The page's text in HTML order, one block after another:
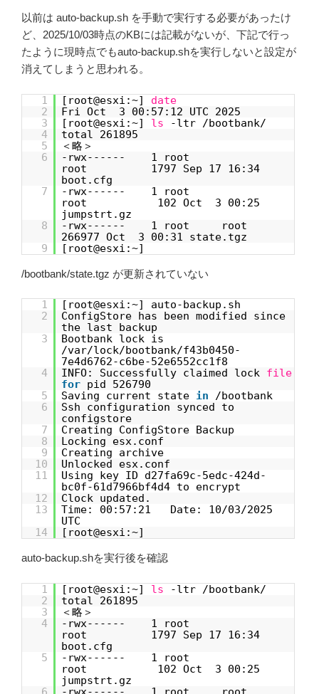
以前は auto-backup.sh を手動で実行する必要があったけ
ど、2025/10/03時点のKBには記載がないが、下記で行っ
たように現時点でもauto-backup.shを実行しないと設定が
消えてしまうと思われる。
1 [root@esxi:~] date
2
Fri Oct 3 00:57:12 UTC 2025
3
[root@esxi:~] ls
-ltr /bootbank/
4
total 261895
5
＜略＞
6
-rwx------ 1 root
root 1797 Sep 17 16:34
boot.cfg
7
-rwx------ 1 root
root 102 Oct 3 00:25
jumpstrt.gz
8
-rwx------ 1 root root
266977 Oct 3 00:31 state.tgz
9
[root@esxi:~]
/bootbank/state.tgz が更新されていない
1
[root@esxi:~] auto-backup.sh
2
ConfigStore has been modified since
the last backup
3
Bootbank lock is
/var/lock/bootbank/f43b0450-
7e4d6762-c6be-52e6552cc1f8
4
INFO: Successfully claimed lock file
for pid 526790
5
Saving current state in
/bootbank
6
Ssh configuration synced to
configstore
7
Creating ConfigStore Backup
8
Locking esx.conf
9
Creating archive
10
Unlocked esx.conf
11
Using key ID d27fa69c-5edc-424d-
bc0f-61d7966bf4d4 to encrypt
12
Clock updated.
13
Time: 00:57:21 Date: 10/03/2025
UTC
14
[root@esxi:~]
auto-backup.shを実行後を確認
1 [root@esxi:~] ls
-ltr /bootbank/
2
total 261895
3
＜略＞
4
-rwx------ 1 root
root 1797 Sep 17 16:34
boot.cfg
5
-rwx------ 1 root
root 102 Oct 3 00:25
jumpstrt.gz